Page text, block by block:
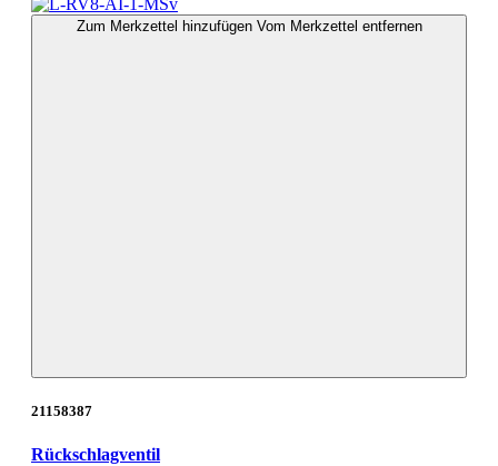
Zum Merkzettel hinzufügen Vom Merkzettel entfernen
21158387
Rückschlagventil